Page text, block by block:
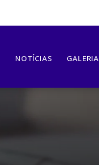
NOTÍCIAS GALERIA